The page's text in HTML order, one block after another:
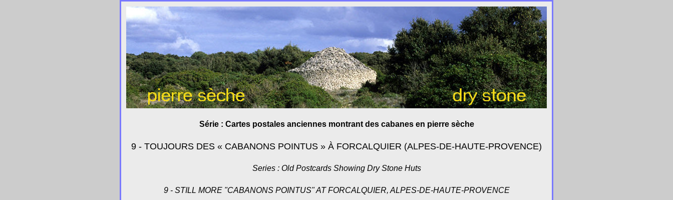
Série : Cartes postales anciennes montrant des cabanes en pierre sèche
9 - TOUJOURS DES « CABANONS POINTUS » À FORCALQUIER (ALPES-DE-HAUTE-PROVENCE)
Series : Old Postcards Showing Dry Stone Huts
9 - STILL MORE "CABANONS POINTUS" AT FORCALQUIER, ALPES-DE-HAUTE-PROVENCE